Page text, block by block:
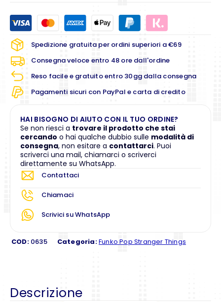
Spedizione gratuita per ordini superiori a €69
Consegna veloce entro 48 ore dall'ordine
Reso facile e gratuito entro 30gg dalla consegna
Pagamenti sicuri con PayPal e carta di credito
HAI BISOGNO DI AIUTO CON IL TUO ORDINE?
Se non riesci a trovare il prodotto che stai
cercando o hai qualche dubbio sulle modalità di
consegna, non esitare a contattarci. Puoi
scriverci una mail, chiamarci o scriverci
direttamente su WhatsApp.
Contattaci
Chiamaci
Scrivici su WhatsApp
COD: 0635 Categoria:Funko Pop Stranger Things
Descrizione